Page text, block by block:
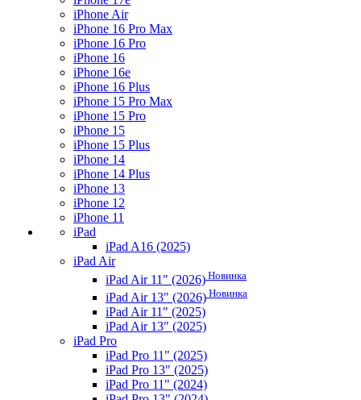
iPhone Air
iPhone 16 Pro Max
iPhone 16 Pro
iPhone 16
iPhone 16e
iPhone 16 Plus
iPhone 15 Pro Max
iPhone 15 Pro
iPhone 15
iPhone 15 Plus
iPhone 14
iPhone 14 Plus
iPhone 13
iPhone 12
iPhone 11
iPad
iPad A16 (2025)
iPad Air
iPad Air 11" (2026) Новинка
iPad Air 13" (2026) Новинка
iPad Air 11" (2025)
iPad Air 13" (2025)
iPad Pro
iPad Pro 11" (2025)
iPad Pro 13" (2025)
iPad Pro 11" (2024)